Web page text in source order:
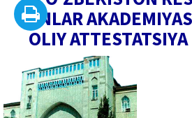
FANLAR
OLIY